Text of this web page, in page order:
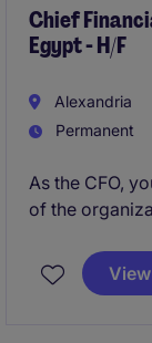
Chief
Egypt - H/F
Alexandria
Permanent
As the CFO,
of the
performance